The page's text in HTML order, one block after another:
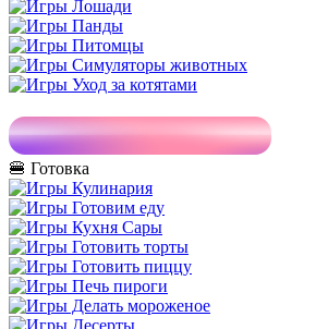
🍔 Готовка